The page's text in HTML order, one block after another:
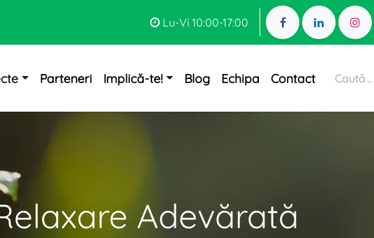
Lu-Vi 10:00-17:00
Parteneri Implică-te! Blog Echipa Contact
Adevărată